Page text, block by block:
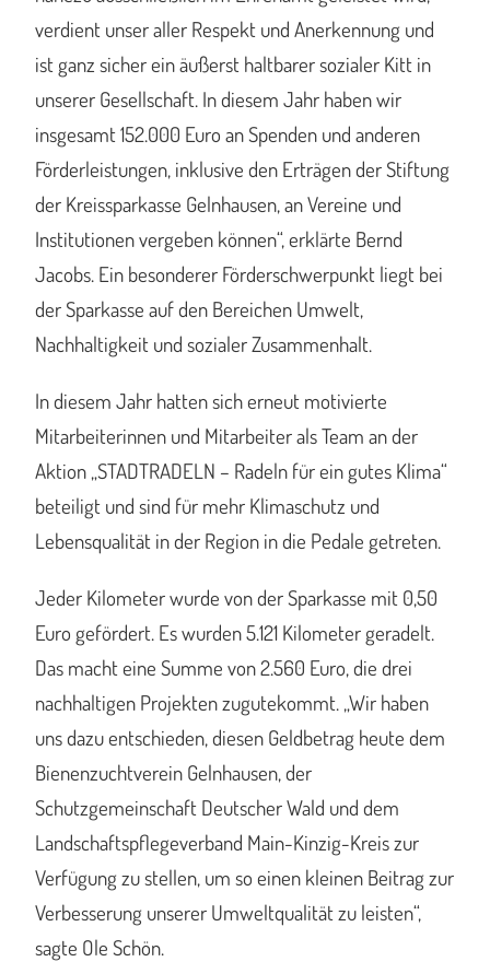
verdient unser aller Respekt und Anerkennung und
ist ganz sicher ein äußerst haltbarer sozialer Kitt in
unserer Gesellschaft. In diesem Jahr haben wir
insgesamt 152.000 Euro an Spenden und anderen
Förderleistungen, inklusive den Erträgen der Stiftung
der Kreissparkasse Gelnhausen, an Vereine und
Institutionen vergeben können“, erklärte Bernd
Jacobs. Ein besonderer Förderschwerpunkt liegt bei
der Sparkasse auf den Bereichen Umwelt,
Nachhaltigkeit und sozialer Zusammenhalt.
In diesem Jahr hatten sich erneut motivierte
Mitarbeiterinnen und Mitarbeiter als Team an der
Aktion „STADTRADELN – Radeln für ein gutes Klima“
beteiligt und sind für mehr Klimaschutz und
Lebensqualität in der Region in die Pedale getreten.
Jeder Kilometer wurde von der Sparkasse mit 0,50
Euro gefördert. Es wurden 5.121 Kilometer geradelt.
Das macht eine Summe von 2.560 Euro, die drei
nachhaltigen Projekten zugutekommt. „Wir haben
uns dazu entschieden, diesen Geldbetrag heute dem
Bienenzuchtverein Gelnhausen, der
Schutzgemeinschaft Deutscher Wald und dem
Landschaftspflegeverband Main-Kinzig-Kreis zur
Verfügung zu stellen, um so einen kleinen Beitrag zur
Verbesserung unserer Umweltqualität zu leisten“,
sagte Ole Schön.